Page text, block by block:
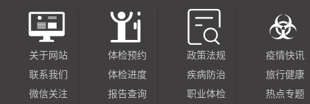
关于网站
联系我们
微信关注
体检预约
体检进度
报告查询
政策法规
疾病防治
职业体检
疫情快讯
旅行健康
热点专题